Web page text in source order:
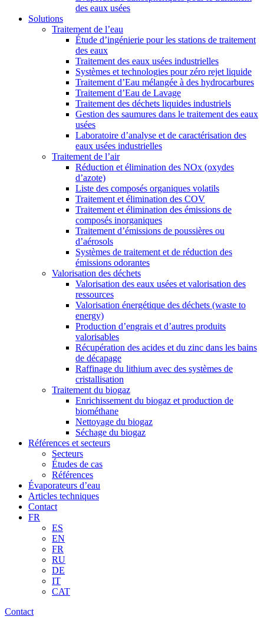
des eaux usées
Solutions
Traitement de l’eau
Étude d’ingénierie pour les stations de traitement
des eaux
Traitement des eaux usées industrielles
Systèmes et technologies pour zéro rejet liquide
Traitement d’Eau mélangée à des hydrocarbures
Traitement d’Eau de Lavage
Traitement des déchets liquides industriels
Gestion des saumures dans le traitement des eaux
usées
Laboratoire d’analyse et de caractérisation des
eaux usées industrielles
Traitement de l’air
Réduction et élimination des NOx (oxydes
d’azote)
Liste des composés organiques volatils
Traitement et élimination des COV
Traitement et élimination des émissions de
composés inorganiques
Traitement d’émissions de poussières ou
d’aérosols
Systèmes de traitement et de réduction des
émissions odorantes
Valorisation des déchets
Valorisation des eaux usées et valorisation des
ressources
Valorisation énergétique des déchets (waste to
energy)
Production d’engrais et d’autres produits
valorisables
Récupération des acides et du zinc dans les bains
de décapage
Raffinage du lithium avec des systèmes de
cristallisation
Traitement du biogaz
Enrichissement du biogaz et production de
biométhane
Nettoyage du biogaz
Séchage du biogaz
Références et secteurs
Secteurs
Études de cas
Références
Évaporateurs d’eau
Articles techniques
Contact
FR
ES
EN
FR
RU
DE
IT
CAT
Contact